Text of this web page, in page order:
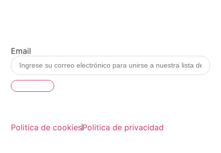
Email
Si, Por Favor
Politica de cookiesPolitica de privacidad